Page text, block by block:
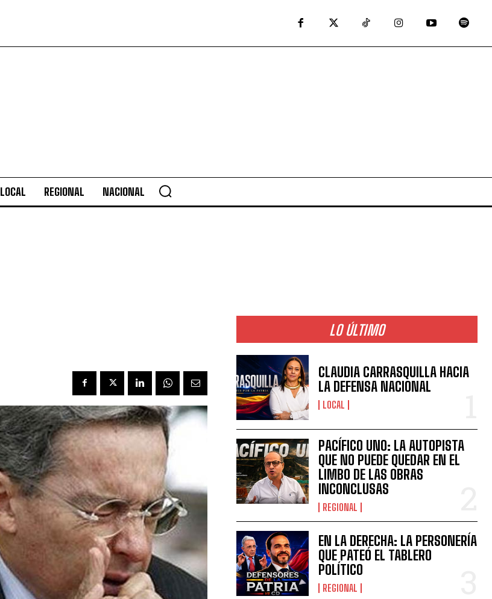
LOCAL REGIONAL NACIONAL
LO ÚLTIMO
CLAUDIA CARRASQUILLA HACIA
LA DEFENSA NACIONAL
LOCAL
PACÍFICO UNO: LA AUTOPISTA
QUE NO PUEDE QUEDAR EN EL
LIMBO DE LAS OBRAS
INCONCLUSAS
REGIONAL
EN LA DERECHA: LA PERSONERÍA
QUE PATEÓ EL TABLERO
POLÍTICO
REGIONAL